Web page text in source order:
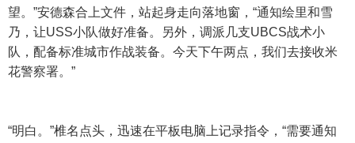
望。”安德森合上文件，站起身走向落地窗，“通知绘里和雪
乃，让USS小队做好准备。另外，调派几支UBCS战术小
队，配备标准城市作战装备。今天下午两点，我们去接收米
花警察署。”
“明白。”椎名点头，迅速在平板电脑上记录指令，“需要通知